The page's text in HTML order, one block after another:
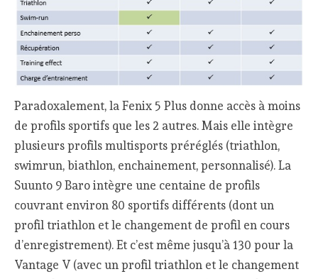
Paradoxalement, la Fenix 5 Plus donne accès à moins
de profils sportifs que les 2 autres. Mais elle intègre
plusieurs profils multisports préréglés (triathlon,
swimrun, biathlon, enchainement, personnalisé). La
Suunto 9 Baro intègre une centaine de profils
couvrant environ 80 sportifs différents (dont un
profil triathlon et le changement de profil en cours
d’enregistrement). Et c’est même jusqu’à 130 pour la
Vantage V (avec un profil triathlon et le changement